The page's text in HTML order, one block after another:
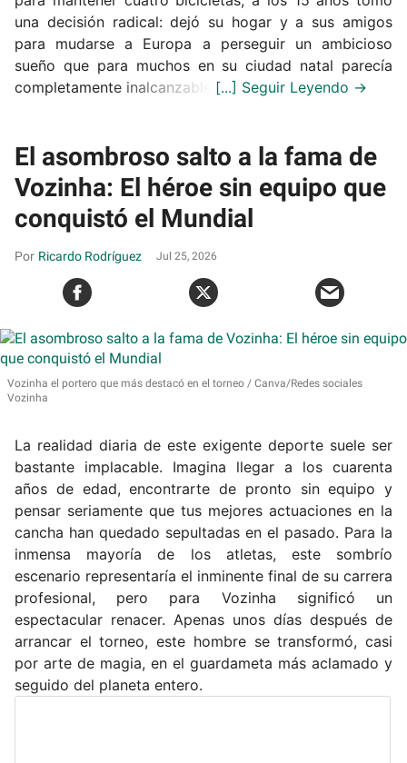
una decisión radical: dejó su hogar y a sus amigos
para mudarse a Europa a perseguir un ambicioso
sueño que para muchos en su ciudad natal parecía
completamente inalcanzable.
El asombroso salto a la fama de
Vozinha: El héroe sin equipo que
conquistó el Mundial
Ricardo Rodríguez Jul 25, 2026
Vozinha el portero que más destacó en el torneo
Canva/Redes sociales
Vozinha
La realidad diaria de este exigente deporte suele ser
bastante implacable. Imagina llegar a los cuarenta
años de edad, encontrarte de pronto sin equipo y
pensar seriamente que tus mejores actuaciones en la
cancha han quedado sepultadas en el pasado. Para la
inmensa mayoría de los atletas, este sombrío
escenario representaría el inminente final de su carrera
profesional, pero para Vozinha significó un
espectacular renacer. Apenas unos días después de
arrancar el torneo, este hombre se transformó, casi
por arte de magia, en el guardameta más aclamado y
seguido del planeta entero.